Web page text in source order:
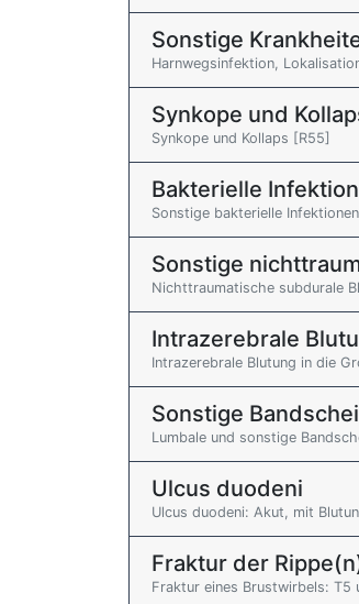
Sonstige
Harnwegsinfektion,
Synkope und
Synkope und Kollaps [R55]
Bakterielle
Sonstige bakterielle
Sonstige
Nichttraumatische subdurale
Intrazerebrale
Intrazerebrale Blutung in die
Sonstige
Lumbale und sonstige
Ulcus duodeni
Ulcus duodeni: Akut, mit
Fraktur der
Fraktur eines Brustwirbels: T5